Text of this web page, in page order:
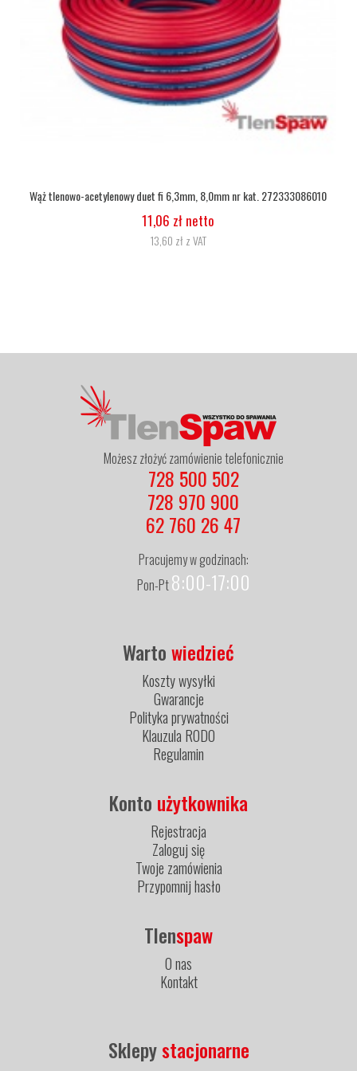
Wąż tlenowy fi 6,3
5,07 zł netto
6,24 zł z VAT
Możesz złożyć zamówienie telefonicznie
728 500 502
728 970 900
62 760 26 47
Pracujemy w godzinach:
Pon-Pt8:00-17:00
Wartowiedzieć
Koszty wysyłki
Gwarancje
Polityka prywatności
Klauzula RODO
Regulamin
Konto użytkownika
Rejestracja
Zaloguj się
Twoje zamówienia
Przypomnij hasło
Tlenspaw
O nas
Kontakt
Sklepystacjonarne